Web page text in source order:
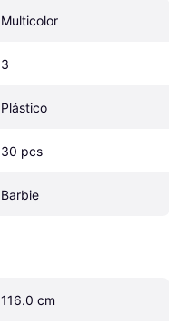
Multicolor
3
Plástico
30 pcs
Barbie
116.0 cm